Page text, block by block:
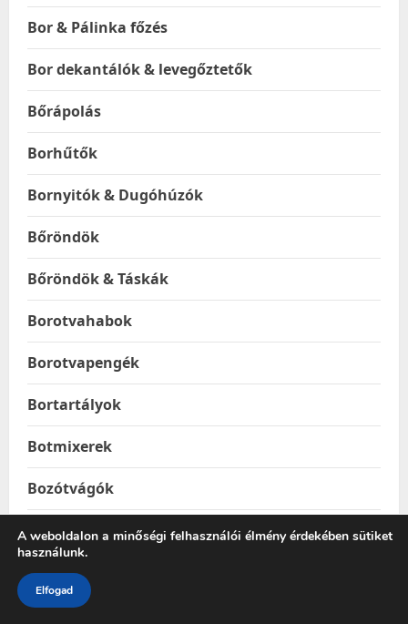
Bor & Pálinka főzés
Bor dekantálók & levegőztetők
Bőrápolás
Borhűtők
Bornyitók & Dugóhúzók
Bőröndök
Bőröndök & Táskák
Borotvahabok
Borotvapengék
Bortartályok
Botmixerek
Bozótvágók
Buborékfújók
Burkolatszintezők
Bútorhuzatok
A weboldalon a minőségi felhasználói élmény érdekében sütiket
használunk.
Elfogad